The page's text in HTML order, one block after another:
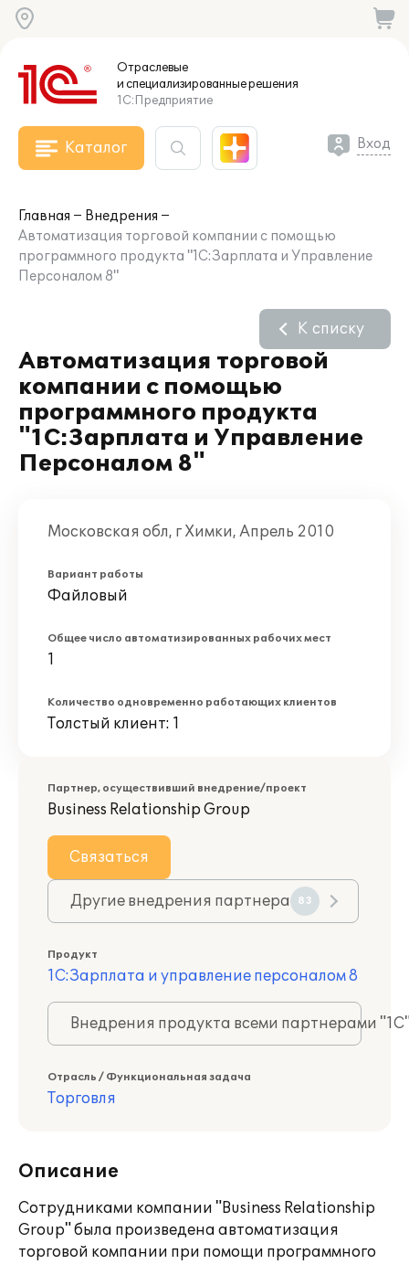
Отраслевые
и специализированныерешения
1С:Предприятие
Каталог Вход
Главная
Внедрения
Автоматизация торговой компании с помощью
программного продукта "1С:Зарплата и Управление
Персоналом 8"
Автоматизация торговой
компании с помощью
программного продукта
"1С:Зарплата и Управление
Персоналом 8"
К списку
Московская обл, г Химки, Апрель 2010
Вариант работы
Файловый
Общее число автоматизированных рабочих мест
1
Количество одновременно работающих клиентов
Толстый клиент: 1
Партнер, осуществивший внедрение/проект
Business Relationship Group
Связаться
Другие внедрения партнера 83
Продукт
1С:Зарплата и управление персоналом 8
Внедрения продукта всеми партнерами
Отрасль / Функциональная задача
Торговля
Описание
Сотрудниками компании "Business Relationship
Group" была произведена автоматизация
торговой компании при помощи программного